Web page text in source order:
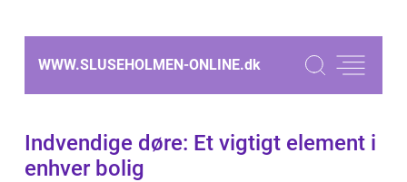
WWW.SLUSEHOLMEN-ONLINE.dk
Indvendige døre: Et vigtigt element i
enhver bolig